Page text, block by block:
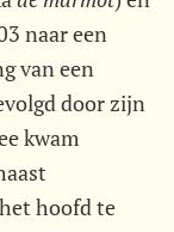
naar een
van een
door zijn
kwam
hoofd te